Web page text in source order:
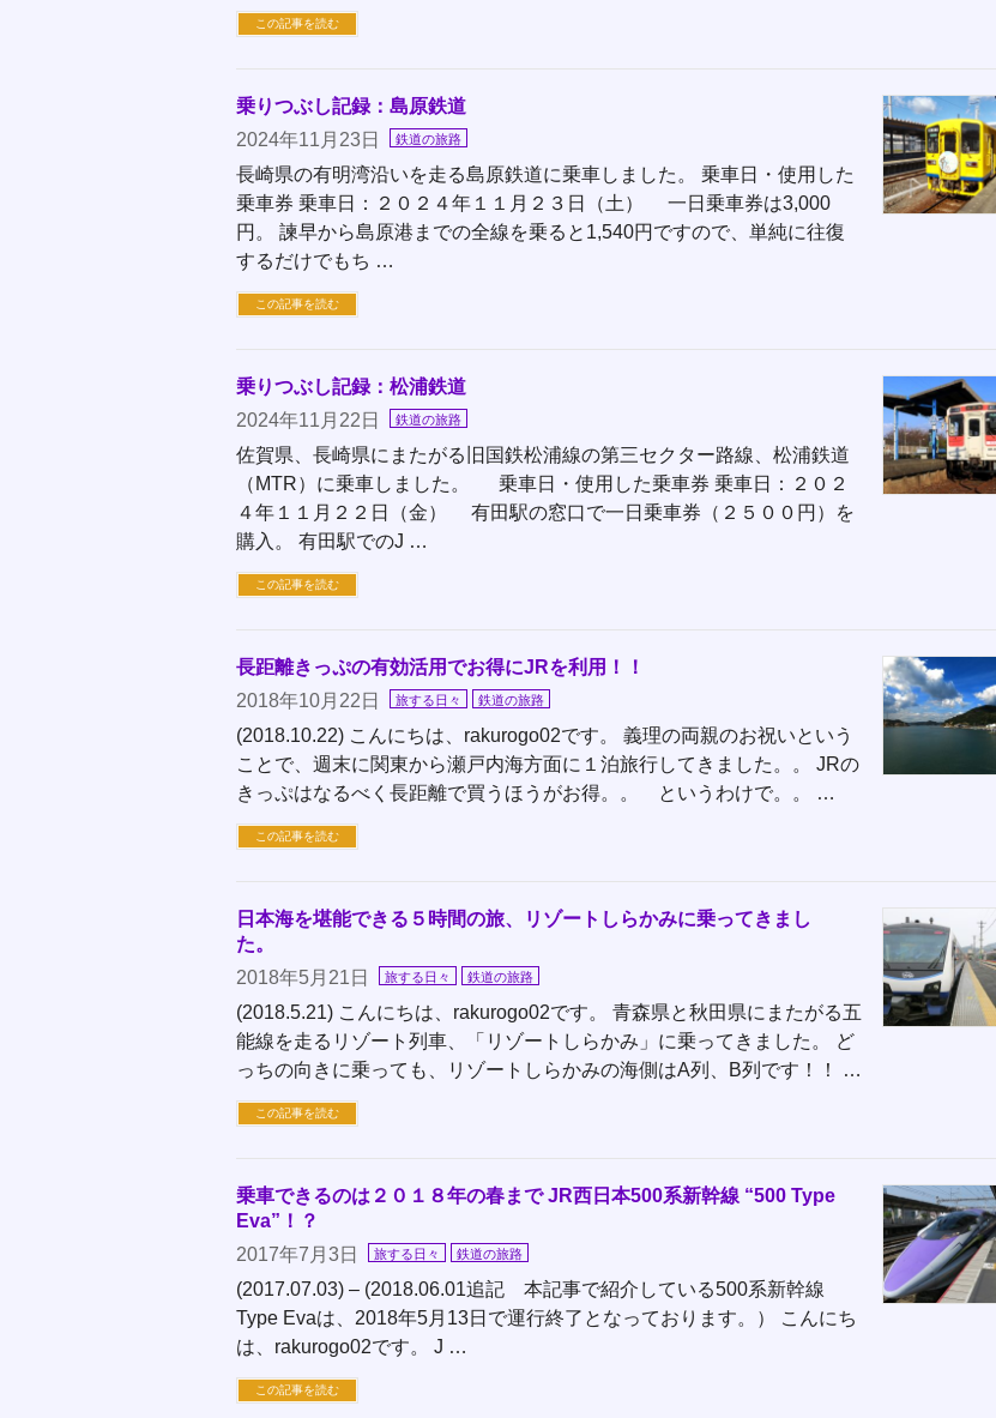
この記事を読む
乗りつぶし記録：島原鉄道
2024年11月23日
鉄道の旅路
長崎県の有明湾沿いを走る島原鉄道に乗車しました。 乗車日・使用した
乗車券 乗車日：２０２４年１１月２３日（土） 一日乗車券は3,000
円。 諫早から島原港までの全線を乗ると1,540円ですので、単純に往復
するだけでもち …
この記事を読む
乗りつぶし記録：松浦鉄道
2024年11月22日
鉄道の旅路
佐賀県、長崎県にまたがる旧国鉄松浦線の第三セクター路線、松浦鉄道
（MTR）に乗車しました。 乗車日・使用した乗車券 乗車日：２０２
４年１１月２２日（金） 有田駅の窓口で一日乗車券（２５００円）を
購入。 有田駅でのJ …
この記事を読む
長距離きっぷの有効活用でお得にJRを利用！！
2018年10月22日
旅する日々 鉄道の旅路
(2018.10.22) こんにちは、rakurogo02です。 義理の両親のお祝いという
ことで、週末に関東から瀬戸内海方面に１泊旅行してきました。。 JRの
きっぷはなるべく長距離で買うほうがお得。。 というわけで。。 …
この記事を読む
日本海を堪能できる５時間の旅、リゾートしらかみに乗ってきまし
た。
2018年5月21日
旅する日々 鉄道の旅路
(2018.5.21) こんにちは、rakurogo02です。 青森県と秋田県にまたがる五
能線を走るリゾート列車、「リゾートしらかみ」に乗ってきました。 ど
っちの向きに乗っても、リゾートしらかみの海側はA列、B列です！！ …
この記事を読む
乗車できるのは２０１８年の春まで JR西日本500系新幹線 “500 Type
Eva”！？
2017年7月3日
旅する日々 鉄道の旅路
(2017.07.03) – (2018.06.01追記 本記事で紹介している500系新幹線
Type Evaは、2018年5月13日で運行終了となっております。） こんにち
は、rakurogo02です。 J …
この記事を読む